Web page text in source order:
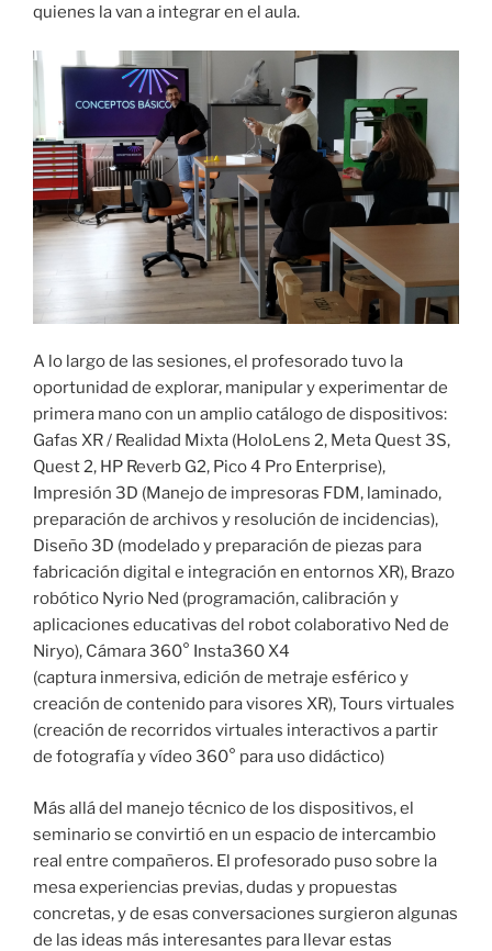
quienes la van a integrar en el aula.
A lo largo de las sesiones, el profesorado tuvo la
oportunidad de explorar, manipular y experimentar de
primera mano con un amplio catálogo de dispositivos:
Gafas XR / Realidad Mixta (HoloLens 2, Meta Quest 3S,
Quest 2, HP Reverb G2, Pico 4 Pro Enterprise),
Impresión 3D (Manejo de impresoras FDM, laminado,
preparación de archivos y resolución de incidencias),
Diseño 3D (modelado y preparación de piezas para
fabricación digital e integración en entornos XR), Brazo
robótico Nyrio Ned (programación, calibración y
aplicaciones educativas del robot colaborativo Ned de
Niryo), Cámara 360° Insta360 X4
(captura inmersiva, edición de metraje esférico y
creación de contenido para visores XR), Tours virtuales
(creación de recorridos virtuales interactivos a partir
de fotografía y vídeo 360° para uso didáctico)
Más allá del manejo técnico de los dispositivos, el
seminario se convirtió en un espacio de intercambio
real entre compañeros. El profesorado puso sobre la
mesa experiencias previas, dudas y propuestas
concretas, y de esas conversaciones surgieron algunas
de las ideas más interesantes para llevar estas